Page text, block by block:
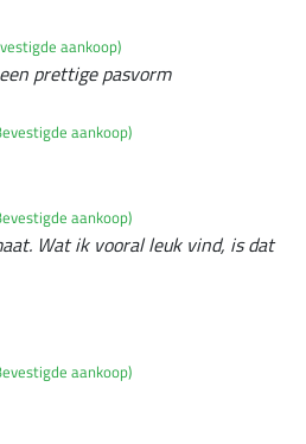
aankoop)
prettige pasvorm
aankoop)
aankoop)
Wat ik vooral leuk vind, is dat
aankoop)